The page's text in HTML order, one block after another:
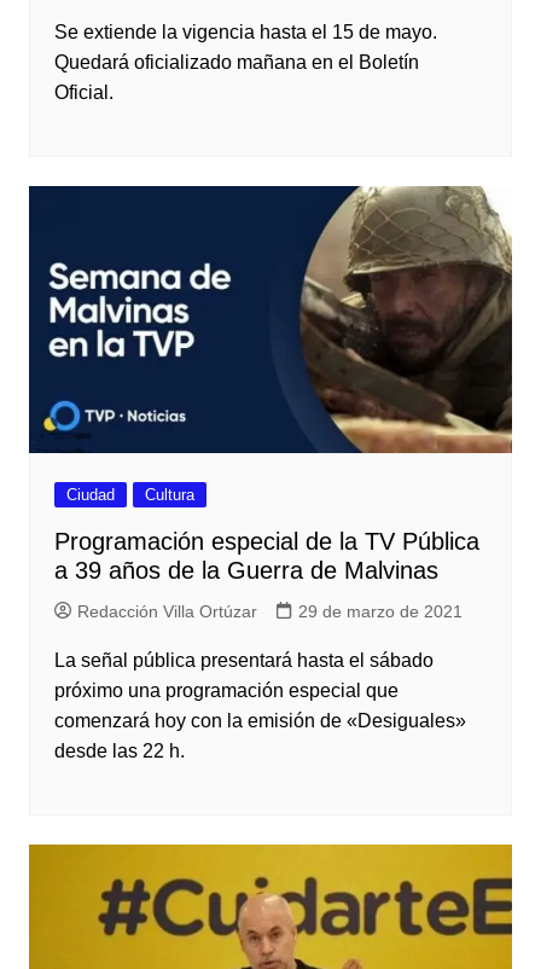
Se extiende la vigencia hasta el 15 de mayo.
Quedará oficializado mañana en el Boletín
Oficial.
Ciudad Cultura
Programación especial de la TV Pública
a 39 años de la Guerra de Malvinas
Redacción Villa Ortúzar 29 de marzo de 2021
La señal pública presentará hasta el sábado
próximo una programación especial que
comenzará hoy con la emisión de «Desiguales»
desde las 22 h.